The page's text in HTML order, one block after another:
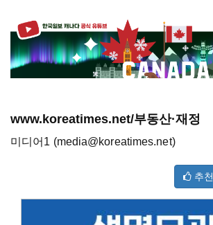
www.koreatimes.net/부동산·재정
미디어1 (media@koreatimes.net)
추천